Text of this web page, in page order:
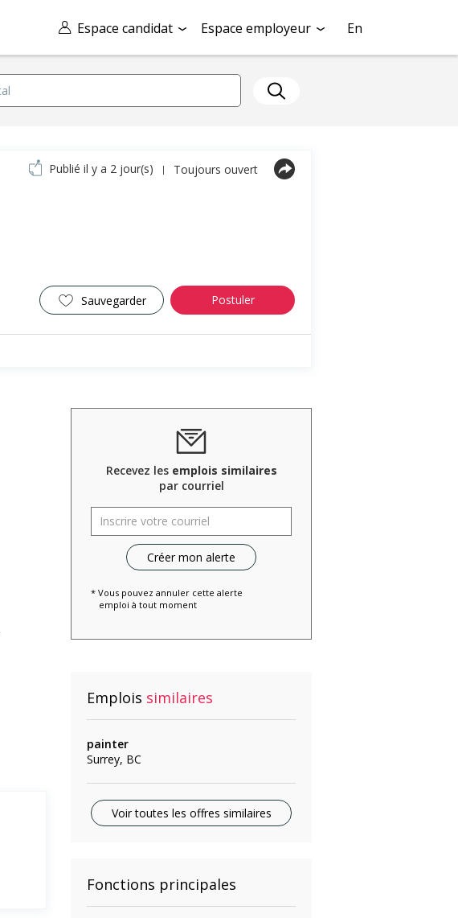
Espace candidat Espace employeur En
Sauvegarder Postuler
Publié il y a 2 jour(s) | Toujours ouvert
Recevez les emplois similaires
par courriel
* Vous pouvez annuler cette alerte
emploi à tout moment
Emplois similaires
painter
Surrey, BC
Voir toutes les offres similaires
Fonctions principales